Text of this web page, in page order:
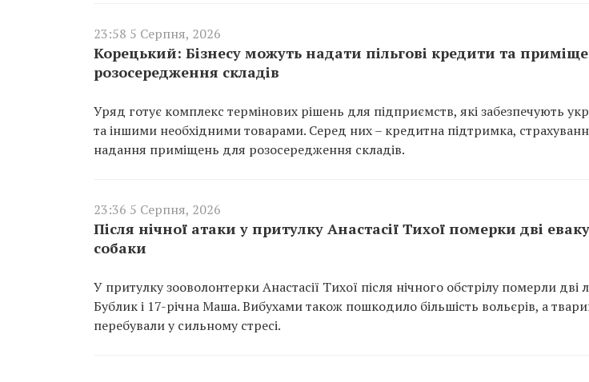
23:58 5 Серпня, 2026
Корецький: Бізнесу можуть надати пільгові кредити та
розосередження складів
Уряд готує комплекс термінових рішень для підприємств, які забезпечують
та іншими необхідними товарами. Серед них – кредитна підтримка,
надання приміщень для розосередження складів.
23:36 5 Серпня, 2026
Після нічної атаки у притулку Анастасії Тихої померки дві
собаки
У притулку зооволонтерки Анастасії Тихої після нічного обстрілу померли дві
Бублик і 17-річна Маша. Вибухами також пошкодило більшість вольєрів, а
перебували у сильному стресі.